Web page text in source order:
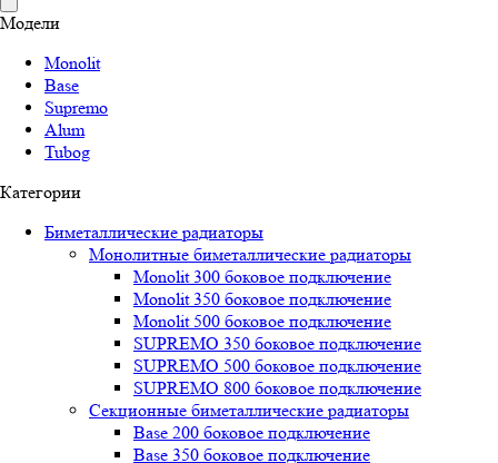
Модели
Monolit
Base
Supremo
Alum
Tubog
Категории
Биметаллические радиаторы
Монолитные биметаллические радиаторы
Mоnоlit 300 боковое подключение
Mоnоlit 350 боковое подключение
Mоnоlit 500 боковое подключение
SUРREMО 350 боковое подключение
SUРREMО 500 боковое подключение
SUРREMО 800 боковое подключение
Секционные биметаллические радиаторы
Base 200 боковое подключение
Base 350 боковое подключение